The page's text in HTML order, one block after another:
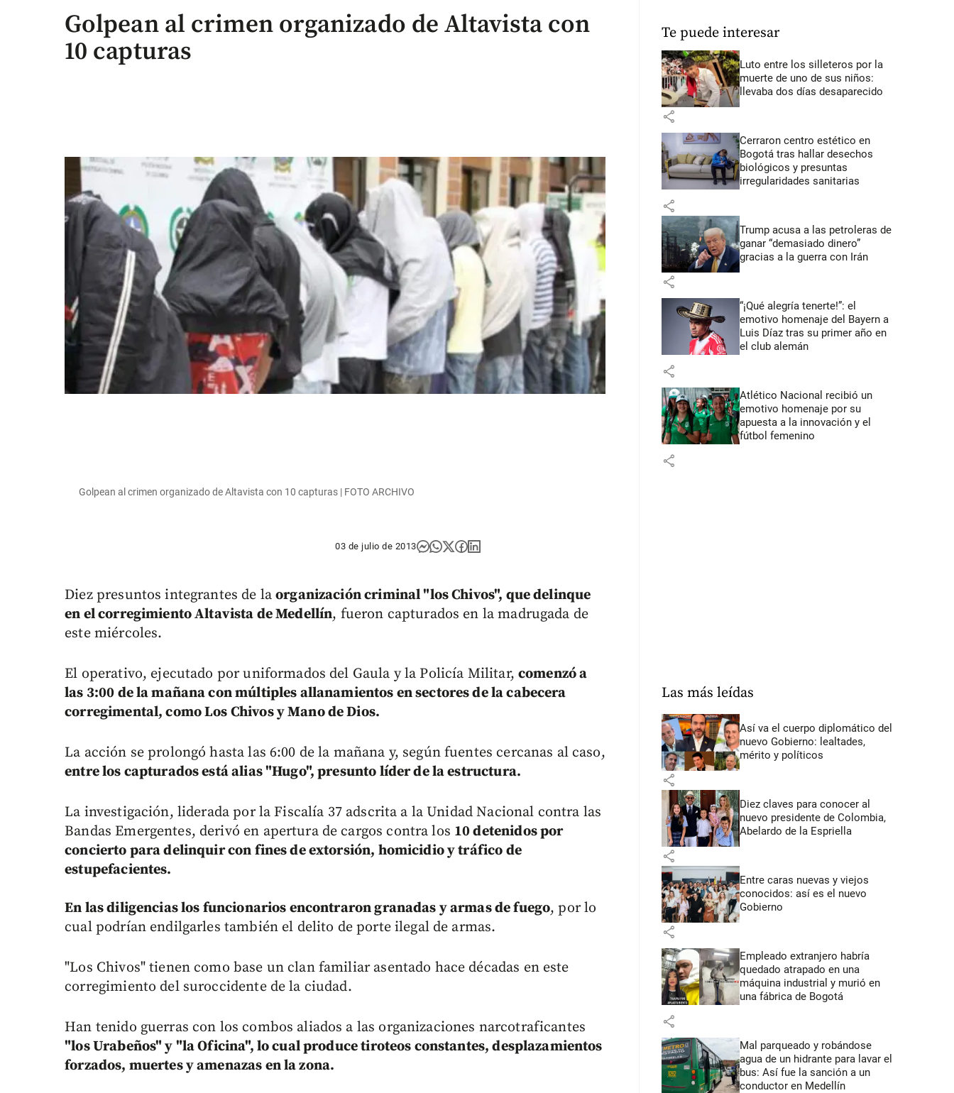
Golpean al crimen organizado de Altavista con
10 capturas
Golpean al crimen organizado de Altavista con 10 capturas | FOTO ARCHIVO
03 de julio de 2013
Diez presuntos integrantes de laorganización criminal "los Chivos", que delinque
en el corregimiento Altavista de Medellín, fueron capturados en la madrugada de
este miércoles.
El operativo, ejecutado por uniformados del Gaula y la Policía Militar, comenzó a
las 3:00 de la mañana con múltiples allanamientos en sectores de la cabecera
corregimental, como Los Chivos y Mano de Dios.
La acción se prolongó hasta las 6:00 de la mañana y, según fuentes cercanas al caso,
entre los capturados está alias "Hugo", presunto líder de la estructura.
La investigación, liderada por la Fiscalía 37 adscrita a la Unidad Nacional contra las
Bandas Emergentes, derivó en apertura de cargos contra los 10 detenidos por
concierto para delinquir con fines de extorsión, homicidio y tráfico de
estupefacientes.
En las diligencias los funcionarios encontraron granadas y armas de fuego, por lo
cual podrían endilgarles también el delito de porte ilegal de armas.
"Los Chivos" tienen como base un clan familiar asentado hace décadas en este
corregimiento del suroccidente de la ciudad.
Han tenido guerras con los combos aliados a las organizaciones narcotraficantes
"los Urabeños" y "la Oficina", lo cual produce tiroteos constantes, desplazamientos
forzados, muertes y amenazas en la zona.
Te puede interesar
Luto entre los silleteros por la
muerte de uno de sus niños:
llevaba dos días desaparecido
share
Cerraron centro estético en
Bogotá tras hallar desechos
biológicos y presuntas
irregularidades sanitarias
share
Trump acusa a las petroleras de
ganar “demasiado dinero”
gracias a la guerra con Irán
share
“¡Qué alegría tenerte!”: el
emotivo homenaje del Bayern a
Luis Díaz tras su primer año en
el club alemán
share
Atlético Nacional recibió un
emotivo homenaje por su
apuesta a la innovación y el
fútbol femenino
share
Las más leídas
Así va el cuerpo diplomático del
nuevo Gobierno: lealtades,
mérito y políticos
share
Diez claves para conocer al
nuevo presidente de Colombia,
Abelardo de la Espriella
share
Entre caras nuevas y viejos
conocidos: así es el nuevo
Gobierno
share
Empleado extranjero habría
quedado atrapado en una
máquina industrial y murió en
una fábrica de Bogotá
share
Mal parqueado y robándose
agua de un hidrante para lavar el
bus: Así fue la sanción a un
conductor en Medellín